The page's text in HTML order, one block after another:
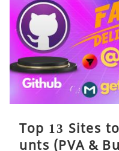
Top 13 Sites
unts (PVA &